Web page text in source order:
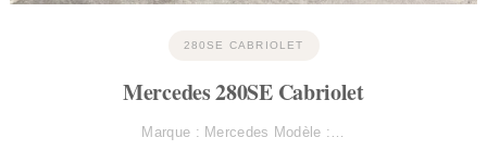
280SE CABRIOLET
Mercedes 280SE Cabriolet
Marque : Mercedes Modèle :…